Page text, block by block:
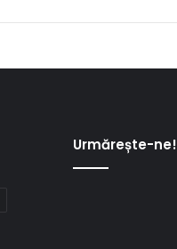
Urmărește-ne!